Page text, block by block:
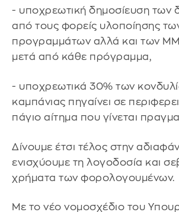
- υποχρεωτική δημοσίευση των
από τους φορείς υλοποίησης
προγραμμάτων αλλά και των
μετά από κάθε πρόγραμμα,
- υποχρεωτικά 30% των
καμπάνιας πηγαίνει σε
πάγιο αίτημα που γίνεται
Δίνουμε έτσι τέλος στην
ενισχύουμε τη λογοδοσία και
χρήματα των φορολογουμένων.
Με το νέο νομοσχέδιο του